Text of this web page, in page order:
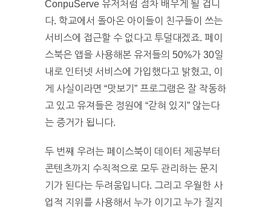
ConpuServe 유저처럼 점차 배우게 될 겁니
다. 학교에서 돌아온 아이들이 친구들이 쓰는
서비스에 접근할 수 없다고 투덜대겠죠. 페이
스북은 앱을 사용해본 유저들의 50%가 30일
내로 인터넷 서비스에 가입했다고 밝혔고, 이
게 사실이라면 “맛보기” 프로그램은 잘 작동하
고 있고 유져들은 정원에 “갇혀 있지” 않는다
는 증거가 됩니다.
두 번째 우려는 페이스북이 데이터 제공부터
콘텐츠까지 수직적으로 모두 관리하는 문지
기가 된다는 두려움입니다. 그리고 우월한 사
업적 지위를 사용해서 누가 이기고 누가 질지